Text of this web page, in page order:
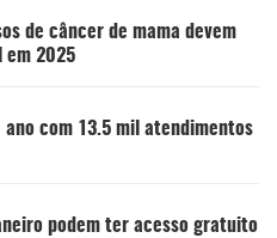
de câncer de mama devem
em 2025
ano com 13.5 mil atendimentos
podem ter acesso gratuito